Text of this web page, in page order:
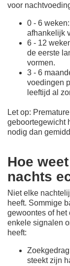
voor
0 - 6
afhankelijk
6 - 12
de eerste
vormen.
3 - 6
voedingen
leeftijd al
Let op:
geboortegewicht
nodig dan
Hoe
nachts
Niet elke
heeft. Sommige
gewoontes of
enkele signalen
heeft:
steekt zijn